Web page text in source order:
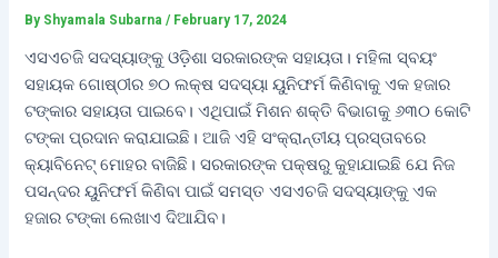
By Shyamala Subarna/ February 17, 2024
ଏସଏଚଜି ସଦସ୍ୟାଙ୍କୁ ଓଡ଼ିଶା ସରକାରଙ୍କ ସହାୟତା। ମହିଳା ସ୍ବୟଂ
ସହାୟକ ଗୋଷ୍ଠୀର ୭୦ ଲକ୍ଷ ସଦସ୍ୟା ୟୁନିଫର୍ମ କିଣିବାକୁ ଏକ ହଜାର
ଟଙ୍କାର ସହାୟତା ପାଇବେ। ଏଥିପାଇଁ ମିଶନ ଶକ୍ତି ବିଭାଗକୁ ୬୩୦ କୋଟି
ଟଙ୍କା ପ୍ରଦାନ କରାଯାଇଛି। ଆଜି ଏହି ସଂକ୍ରାନ୍ତୀୟ ପ୍ରସ୍ତାବରେ
କ୍ୟାବିନେଟ୍ ମୋହର ବାଜିଛି। ସରକାରଙ୍କ ପକ୍ଷରୁ କୁହାଯାଇଛି ଯେ ନିଜ
ପସନ୍ଦର ୟୁନିଫର୍ମ କିଣିବା ପାଇଁ ସମସ୍ତ ଏସଏଚଜି ସଦସ୍ୟାଙ୍କୁ ଏକ
ହଜାର ଟଙ୍କା ଲେଖାଏ ଦିଆଯିବ।